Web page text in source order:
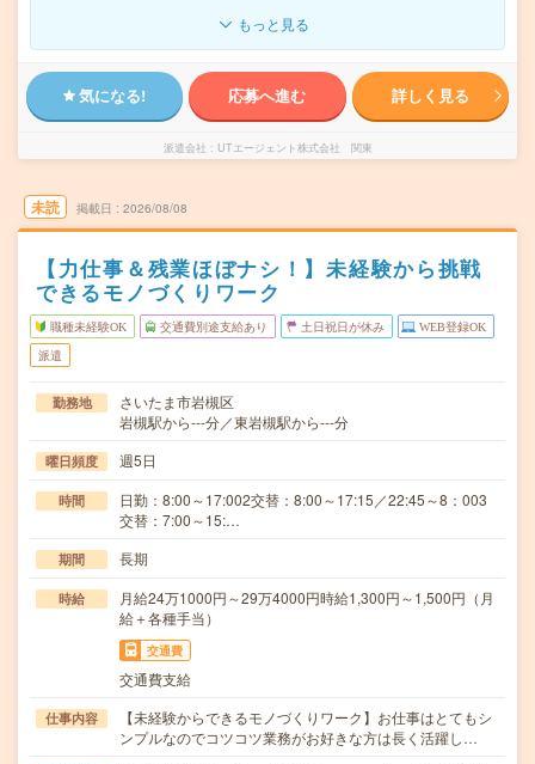
もっと見る
気になる! 応募へ進む 詳しく見る
派遣会社 UTエージェント株式会社 関東
未読 掲載日 2026/08/08
【力仕事＆残業ほぼナシ！】未経験から挑戦
できるモノづくりワーク
職種未経験OK 交通費別途支給あり 土日祝日が休み WEB登録OK
派遣
勤務地
さいたま市岩槻区
岩槻駅から---分／東岩槻駅から---分
曜日頻度 週5日
時間
日勤：8:00～17:002交替：8:00～17:15／22:45～8：003
交替：7:00～15:…
期間 長期
時給
月給24万1000円～29万4000円時給1,300円～1,500円（月
給＋各種手当）
交通費
交通費支給
仕事内容
【未経験からできるモノづくりワーク】お仕事はとてもシ
ンプルなのでコツコツ業務がお好きな方は長く活躍し…